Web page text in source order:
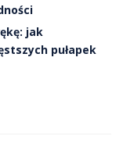
jak
pułapek